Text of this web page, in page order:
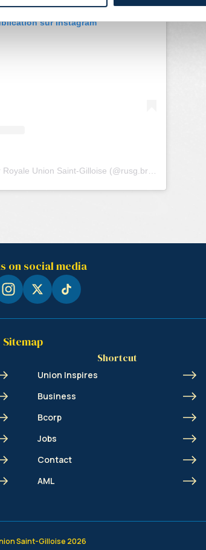
sur Instagram
on social media
Sitemap
Shortcut
Union Inspires
Business
Bcorp
Jobs
Contact
AML
Saint-Gilloise 2026